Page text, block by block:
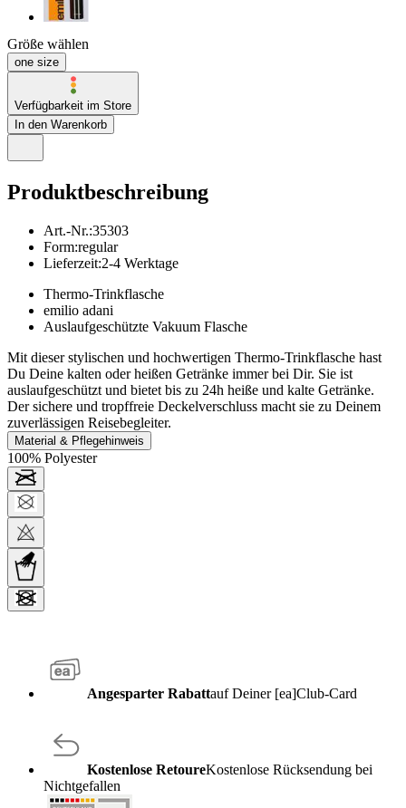
Größe wählen
one size
Verfügbarkeit im Store
In den Warenkorb
Produktbeschreibung
Art.-Nr.:35303
Form:regular
Lieferzeit:2-4 Werktage
Thermo-Trinkflasche
emilio adani
Auslaufgeschützte Vakuum Flasche
Mit dieser stylischen und hochwertigen Thermo-Trinkflasche hast
Du Deine kalten oder heißen Getränke immer bei Dir. Sie ist
auslaufgeschützt und bietet bis zu 24h heiße und kalte Getränke.
Der sichere und tropffreie Deckelverschluss macht sie zu Deinem
zuverlässigen Reisebegleiter.
Material & Pflegehinweis
100% Polyester
Angesparter Rabattauf Deiner [ea]Club-Card
Kostenlose RetoureKostenlose Rücksendung bei
Nichtgefallen